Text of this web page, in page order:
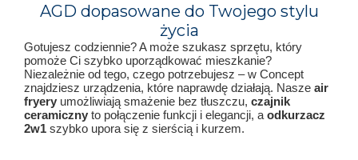
AGD dopasowane do Twojego stylu
życia
Gotujesz codziennie? A może szukasz sprzętu, który
pomoże Ci szybko uporządkować mieszkanie?
Niezależnie od tego, czego potrzebujesz – w Concept
znajdziesz urządzenia, które naprawdę działają. Nasze air
fryery umożliwiają smażenie bez tłuszczu, czajnik
ceramiczny to połączenie funkcji i elegancji, a odkurzacz
2w1 szybko upora się z sierścią i kurzem.